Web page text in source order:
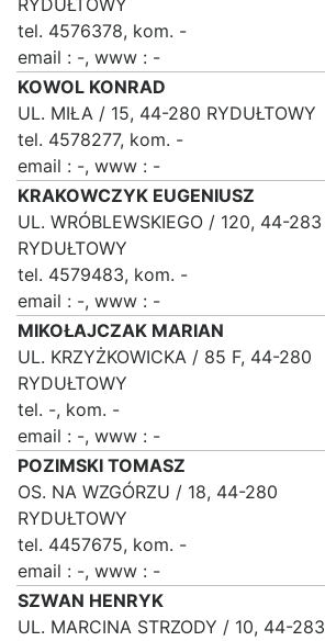
RYDUŁTOWY
tel. 4576378, kom. -
email : -, www : -
KOWOL KONRAD
UL. MIŁA / 15, 44-280 RYDUŁTOWY
tel. 4578277, kom. -
email : -, www : -
KRAKOWCZYK EUGENIUSZ
UL. WRÓBLEWSKIEGO / 120, 44-283
RYDUŁTOWY
tel. 4579483, kom. -
email : -, www : -
MIKOŁAJCZAK MARIAN
UL. KRZYŻKOWICKA / 85 F, 44-280
RYDUŁTOWY
tel. -, kom. -
email : -, www : -
POZIMSKI TOMASZ
OS. NA WZGÓRZU / 18, 44-280
RYDUŁTOWY
tel. 4457675, kom. -
email : -, www : -
SZWAN HENRYK
UL. MARCINA STRZODY / 10, 44-283